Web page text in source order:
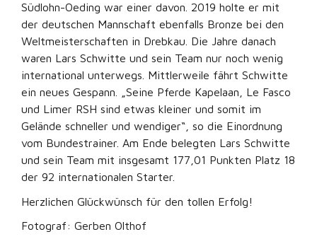
Südlohn-Oeding war einer davon. 2019 holte er mit
der deutschen Mannschaft ebenfalls Bronze bei den
Weltmeisterschaften in Drebkau. Die Jahre danach
waren Lars Schwitte und sein Team nur noch wenig
international unterwegs. Mittlerweile fährt Schwitte
ein neues Gespann. „Seine Pferde Kapelaan, Le Fasco
und Limer RSH sind etwas kleiner und somit im
Gelände schneller und wendiger“, so die Einordnung
vom Bundestrainer. Am Ende belegten Lars Schwitte
und sein Team mit insgesamt 177,01 Punkten Platz 18
der 92 internationalen Starter.
Herzlichen Glückwünsch für den tollen Erfolg!
Fotograf: Gerben Olthof